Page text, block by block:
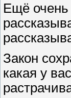
Ещё
Закон
какая у